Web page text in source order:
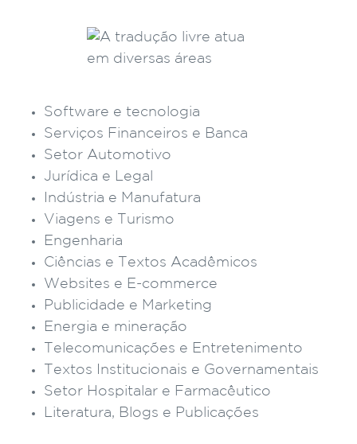
Software e tecnologia
Serviços Financeiros e Banca
Setor Automotivo
Jurídica e Legal
Indústria e Manufatura
Viagens e Turismo
Engenharia
Ciências e Textos Acadêmicos
Websites e E-commerce
Publicidade e Marketing
Energia e mineração
Telecomunicações e Entretenimento
Textos Institucionais e Governamentais
Setor Hospitalar e Farmacêutico
Literatura, Blogs e Publicações